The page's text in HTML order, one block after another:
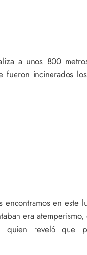
a unos 800
fueron incinerados
en este
era
quien reveló que